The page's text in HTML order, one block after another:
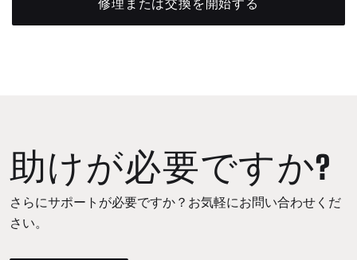
修理または交換を開始する
助けが必要ですか?
さらにサポートが必要ですか？お気軽にお問い合わせくだ
さい。